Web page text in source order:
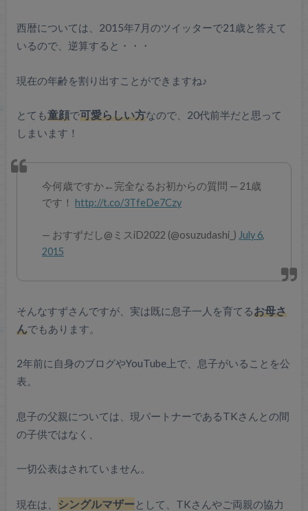
西暦については、2015年7月のツイッターで21歳と答えて
いるので、逆算すると・・・
現在の年齢を割り出すことができますね♪
とても童顔で可愛らしい方なので、20代前半だと思って
しまいます！
今何歳ですか←完全なるお初からの質問 — 21歳
です！http://t.co/3TfeDe7Czy
— おすずだし@ミスiD2022 (@osuzudashi_) July 6,
2015
そんなすずさんですが、実は既に息子一人を育てるお母さ
んでもあります。
2年前に自身のブログやYouTube上で、息子がいることを公
表。
息子の父親については、現パートナーであるTKさんとの間
の子供ではなく、
一切公表はされていません。
現在は、 シングルマザーとして、TKさんやご両親の協力